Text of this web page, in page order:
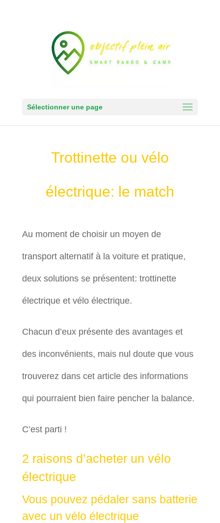
Sélectionner une page
Trottinette ou vélo
électrique: le match
Au moment de choisir un moyen de
transport alternatif à la voiture et pratique,
deux solutions se présentent: trottinette
électrique et vélo électrique.
Chacun d’eux présente des avantages et
des inconvénients, mais nul doute que vous
trouverez dans cet article des informations
qui pourraient bien faire pencher la balance.
C’est parti !
2 raisons d’acheter un vélo
électrique
Vous pouvez pédaler sans batterie
avec un vélo électrique